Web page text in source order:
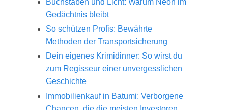
Buchstaben und Licht: Warum Neon im
Gedächtnis bleibt
So schützen Profis: Bewährte
Methoden der Transportsicherung
Dein eigenes Krimidinner: So wirst du
zum Regisseur einer unvergesslichen
Geschichte
Immobilienkauf in Batumi: Verborgene